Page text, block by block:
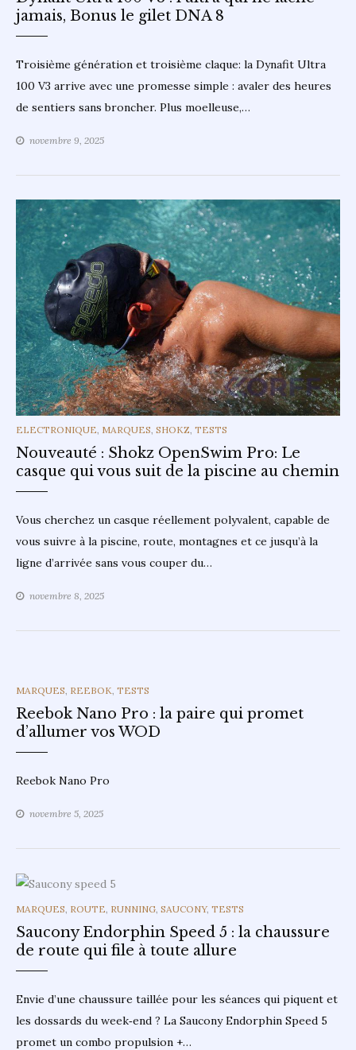
jamais, Bonus le gilet DNA 8
Troisième génération et troisième claque: la Dynafit Ultra
100 V3 arrive avec une promesse simple : avaler des heures
de sentiers sans broncher. Plus moelleuse,…
novembre 9, 2025
CATEGORIES
ELECTRONIQUE MARQUES SHOKZ TESTS
Nouveauté : Shokz OpenSwim Pro: Le
casque qui vous suit de la piscine au chemin
Vous cherchez un casque réellement polyvalent, capable de
vous suivre à la piscine, route, montagnes et ce jusqu’à la
ligne d’arrivée sans vous couper du…
novembre 8, 2025
CATEGORIES
MARQUES REEBOK TESTS
Reebok Nano Pro : la paire qui promet
d’allumer vos WOD
Reebok Nano Pro
novembre 5, 2025
CATEGORIES
MARQUES ROUTE RUNNING SAUCONY, TESTS
Saucony Endorphin Speed 5 : la chaussure
de route qui file à toute allure
Envie d’une chaussure taillée pour les séances qui piquent et
les dossards du week‑end ? La Saucony Endorphin Speed 5
promet un combo propulsion +…